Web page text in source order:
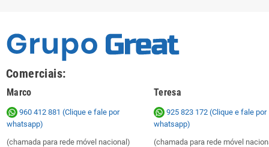
Comerciais:
Marco Teresa
960 412 881 (Clique e fale por
whatsapp)
(chamada para rede móvel nacional)
925 823 172 (Clique e fale por
whatsapp)
(chamada para rede móvel